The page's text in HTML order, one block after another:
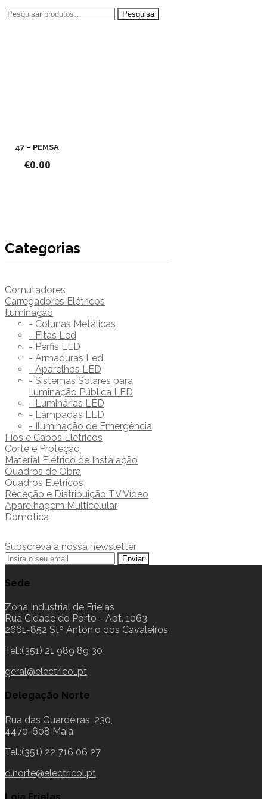
Pesquisar
por:
47 – PEMSA
€0.00
Categorias
Comutadores
Carregadores Elétricos
Iluminação
- Colunas Metálicas
- Fitas Led
- Perfis LED
- Armaduras Led
- Aparelhos LED
- Sistemas Solares para
Iluminação Pública LED
- Luminárias LED
- Lâmpadas LED
- Iluminação de Emergência
Fios e Cabos Elétricos
Corte e Proteção
Material Elétrico de Instalação
Quadros de Obra
Quadros Elétricos
Receção e Distribuição TV Vídeo
Aparelhagem Multicelular
Domótica
Subscreva a nossa newsletter
Sede
Zona Industrial de Frielas
Rua Cidade do Porto - Apt. 1063
2661-852 Stº António dos Cavaleiros
Tel.:(351) 21 989 89 30
geral@electricol.pt
Delegação Norte
Rua das Guardeiras, 230,
4470-608 Maia
Tel.:(351) 22 716 06 27
d.norte@electricol.pt